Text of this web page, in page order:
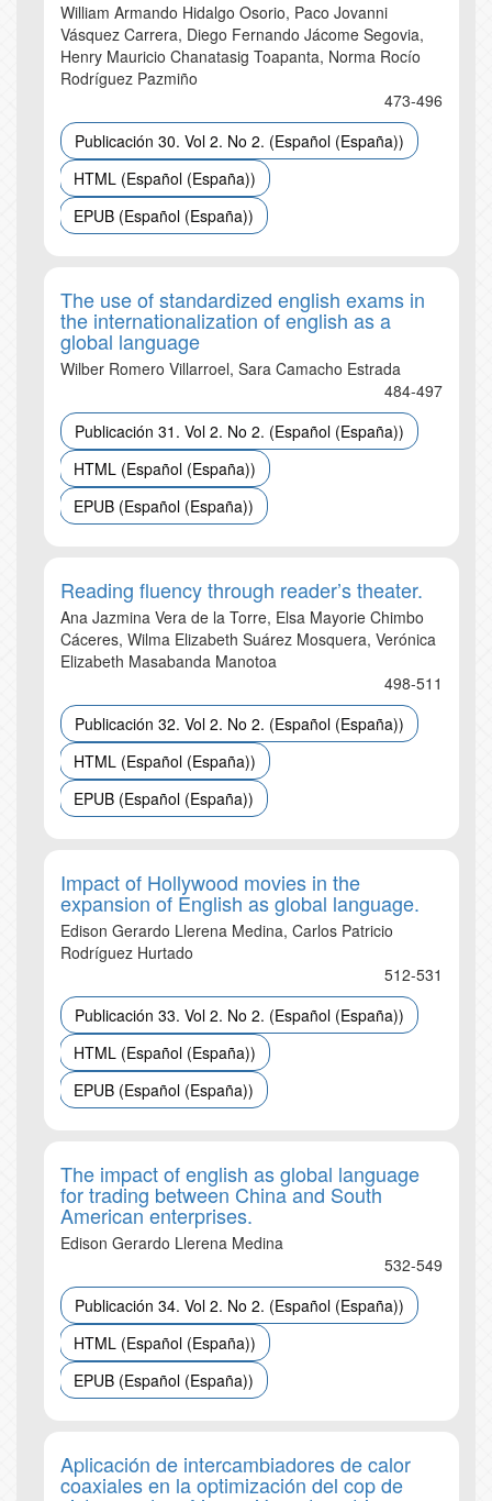
William Armando Hidalgo Osorio, Paco Jovanni
Vásquez Carrera, Diego Fernando Jácome Segovia,
Henry Mauricio Chanatasig Toapanta, Norma Rocío
Rodríguez Pazmiño
473-496
Publicación 30. Vol 2. No 2. (Español (España))
HTML (Español (España))
EPUB (Español (España))
The use of standardized english exams in
the internationalization of english as a
global language
Wilber Romero Villarroel, Sara Camacho Estrada
484-497
Publicación 31. Vol 2. No 2. (Español (España))
HTML (Español (España))
EPUB (Español (España))
Reading fluency through reader’s theater.
Ana Jazmina Vera de la Torre, Elsa Mayorie Chimbo
Cáceres, Wilma Elizabeth Suárez Mosquera, Verónica
Elizabeth Masabanda Manotoa
498-511
Publicación 32. Vol 2. No 2. (Español (España))
HTML (Español (España))
EPUB (Español (España))
Impact of Hollywood movies in the
expansion of English as global language.
Edison Gerardo Llerena Medina, Carlos Patricio
Rodríguez Hurtado
512-531
Publicación 33. Vol 2. No 2. (Español (España))
HTML (Español (España))
EPUB (Español (España))
The impact of english as global language
for trading between China and South
American enterprises.
Edison Gerardo Llerena Medina
532-549
Publicación 34. Vol 2. No 2. (Español (España))
HTML (Español (España))
EPUB (Español (España))
Aplicación de intercambiadores de calor
coaxiales en la optimización del cop de